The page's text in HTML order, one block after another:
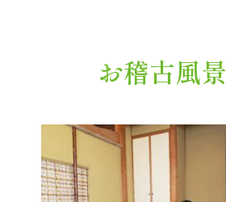
お稽古風景